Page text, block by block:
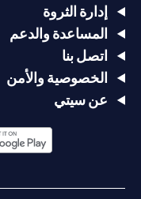
إدارة الثروة
المساعدة والدعم
اتصل بنا
الخصوصية والأمن
عن سيتي